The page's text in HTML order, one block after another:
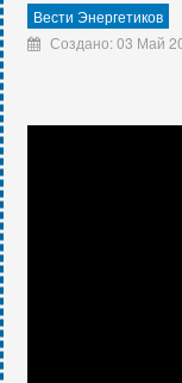
Вести Энергетиков
Создано: 03 Май